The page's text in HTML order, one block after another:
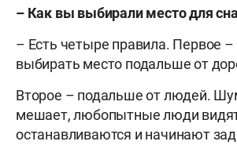
– Как вы выбирали место для
– Есть четыре правила. Первое
выбирать место подальше от
Второе – подальше от людей.
мешает, любопытные люди
останавливаются и начинают